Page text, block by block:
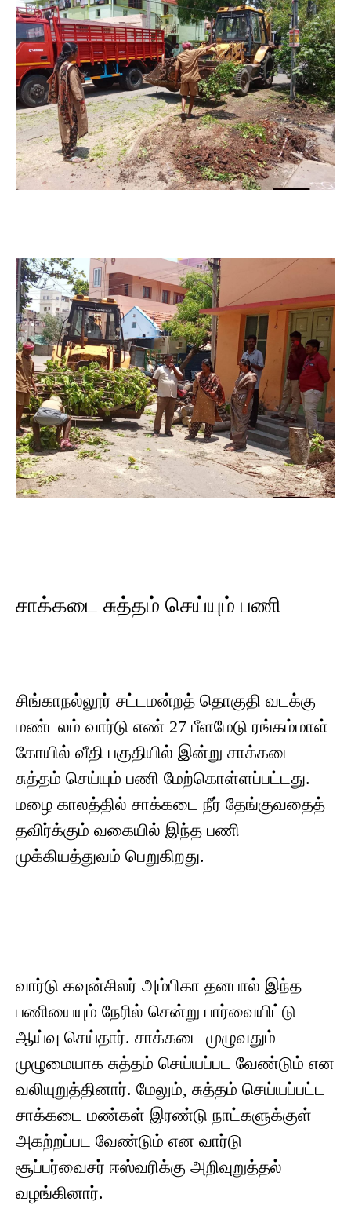
சாக்கடை சுத்தம் செய்யும் பணி
சிங்காநல்லூர் சட்டமன்றத் தொகுதி வடக்கு
மண்டலம் வார்டு எண் 27 பீளமேடு ரங்கம்மாள்
கோயில் வீதி பகுதியில் இன்று சாக்கடை
சுத்தம் செய்யும் பணி மேற்கொள்ளப்பட்டது.
மழை காலத்தில் சாக்கடை நீர் தேங்குவதைத்
தவிர்க்கும் வகையில் இந்த பணி
முக்கியத்துவம் பெறுகிறது.
வார்டு கவுன்சிலர் அம்பிகா தனபால் இந்த
பணியையும் நேரில் சென்று பார்வையிட்டு
ஆய்வு செய்தார். சாக்கடை முழுவதும்
முழுமையாக சுத்தம் செய்யப்பட வேண்டும் என
வலியுறுத்தினார். மேலும், சுத்தம் செய்யப்பட்ட
சாக்கடை மண்கள் இரண்டு நாட்களுக்குள்
அகற்றப்பட வேண்டும் என வார்டு
சூப்பர்வைசர் ஈஸ்வரிக்கு அறிவுறுத்தல்
வழங்கினார்.